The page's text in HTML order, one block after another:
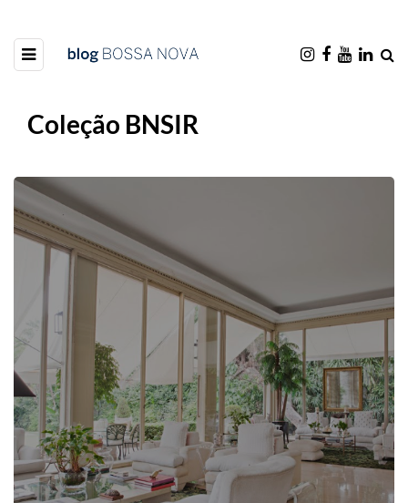
Coleção BNSIR